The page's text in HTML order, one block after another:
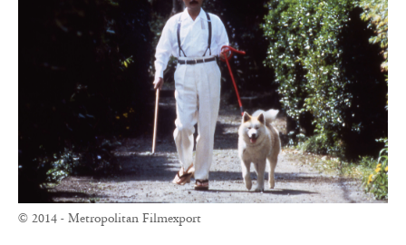
© 2014 - Metropolitan Filmexport